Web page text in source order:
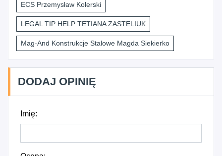
ECS Przemysław Kolerski
LEGAL TIP HELP TETIANA ZASTELIUK
Mag-And Konstrukcje Stalowe Magda Siekierko
DODAJ OPINIĘ
Imię: